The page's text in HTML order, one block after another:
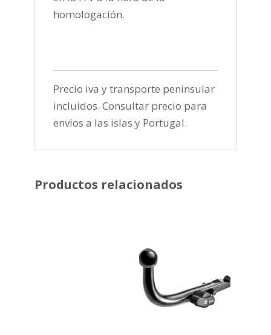
homologación.
Precio iva y transporte peninsular
incluidos. Consultar precio para
envios a las islas y Portugal.
Productos relacionados